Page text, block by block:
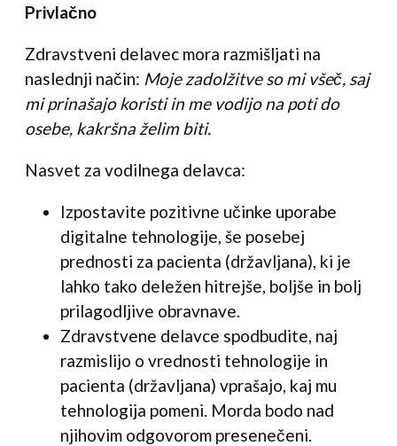
Privlačno
Zdravstveni delavec mora razmišljati na
naslednji način: Moje zadolžitve so mi všeč, saj
mi prinašajo koristi in me vodijo na poti do
osebe, kakršna želim biti.
Nasvet za vodilnega delavca:
Izpostavite pozitivne učinke uporabe
digitalne tehnologije, še posebej
prednosti za pacienta (državljana), ki je
lahko tako deležen hitrejše, boljše in bolj
prilagodljive obravnave.
Zdravstvene delavce spodbudite, naj
razmislijo o vrednosti tehnologije in
pacienta (državljana) vprašajo, kaj mu
tehnologija pomeni. Morda bodo nad
njihovim odgovorom presenečeni.